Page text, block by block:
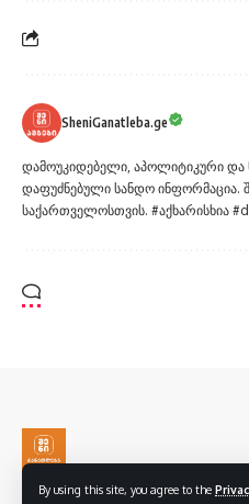
By using this site, you agree to the
SheniGanatleba.ge
დამოუკიდებელი, აპოლიტიკური
დაფუძნებული სანდო ინფორმაცია.
საქართველოსთვის. #აქხარისხია